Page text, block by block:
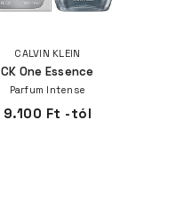
CALVIN KLEIN
CK One Essence
Parfum Intense
9.100 Ft -tól